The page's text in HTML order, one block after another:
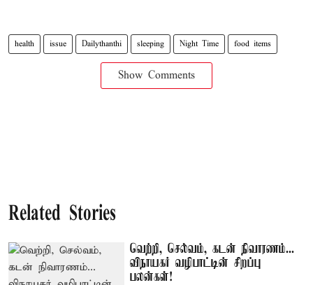
health issue Dailythanthi sleeping Night Time food items
Show Comments
Related Stories
வெற்றி, செல்வம், கடன் நிவாரணம்...
விநாயகர் வழிபாட்டின் சிறப்பு
பலன்கள்!